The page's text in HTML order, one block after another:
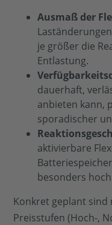
Ausmaß der
je größer die
Entlastung.
dauerhaft,
anbieten kann,
sporadischer
aktivierbare
besonders
Konkret geplant
Preisstufen (Hoch-,